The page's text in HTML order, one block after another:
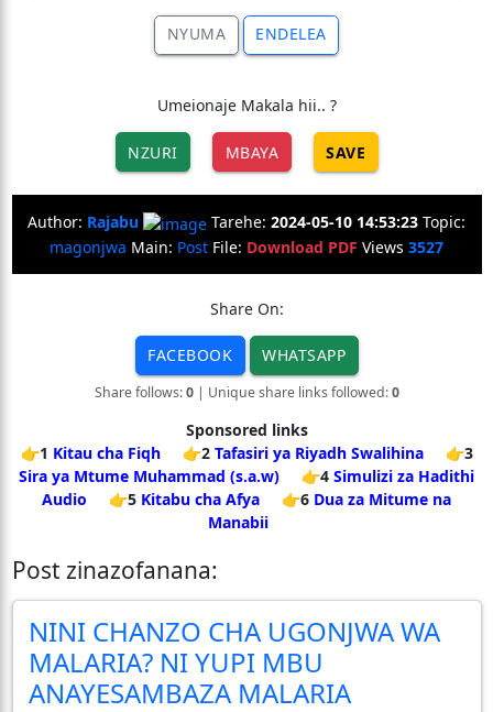
NYUMA ENDELEA
Umeionaje Makala hii.. ?
NZURI MBAYA SAVE
Author: Rajabu Tarehe: 2024-05-10 14:53:23 Topic:
magonjwa Main: Post File: Download PDF Views 3527
Share On:
FACEBOOK WHATSAPP
Share follows:0| Unique share links followed:0
Sponsored links
👉1 Kitau cha Fiqh 👉2 Tafasiri ya Riyadh Swalihina
👉3
Sira ya Mtume Muhammad (s.a.w)
👉4 Simulizi za Hadithi
Audio
👉5 Kitabu cha Afya 👉6 Dua za Mitume na
Manabii
Post zinazofanana:
NINI CHANZO CHA UGONJWA WA
MALARIA? NI YUPI MBU
ANAYESAMBAZA MALARIA